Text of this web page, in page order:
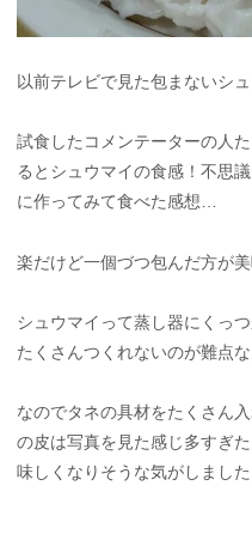
以前テレビで見た包まないシ
試食したコメンテーターの人
るとシュウマイの食感！不思
に作ってみて食べた感想…
楽だけど一個づつ包んだ方が美
シュウマイって蒸し器にくっ
たくさんつくれないのが難点な
なのでタネの具材をたくさん
の皮は写真を見た感じ多すぎ
味しくなりそうな気がしました